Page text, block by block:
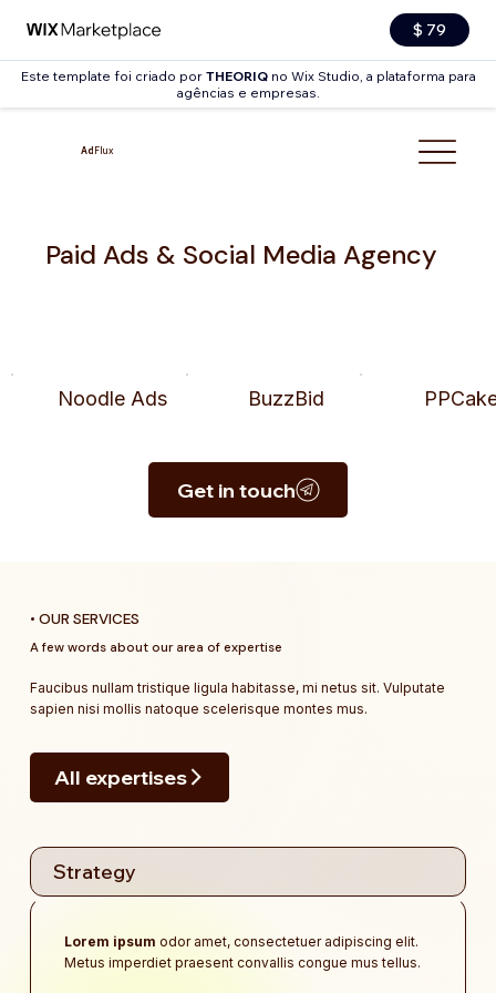
$ 79
Este template foi criado por THEORIQno Wix Studio, a plataforma para
agências e empresas.